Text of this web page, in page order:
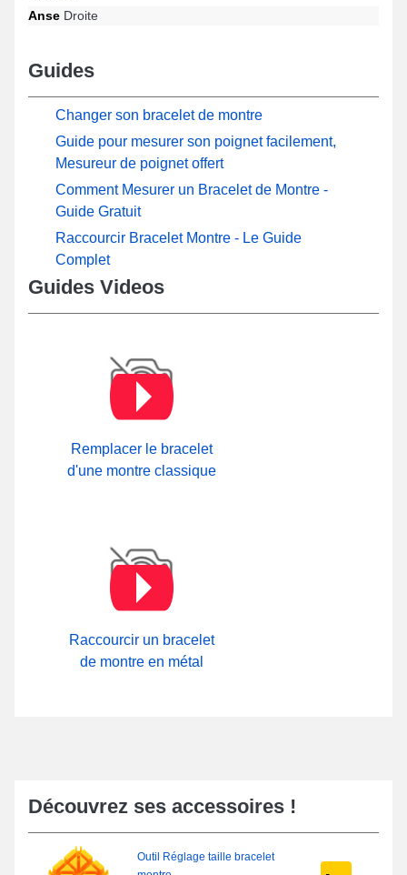
Anse Droite
Guides
Changer son bracelet de montre
Guide pour mesurer son poignet facilement,
Mesureur de poignet offert
Comment Mesurer un Bracelet de Montre -
Guide Gratuit
Raccourcir Bracelet Montre - Le Guide
Complet
Guides Videos
Remplacer le bracelet
d'une montre classique
Raccourcir un bracelet
de montre en métal
Découvrez ses accessoires !
Outil Réglage taille bracelet